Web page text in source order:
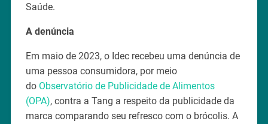
Saúde.
A denúncia
Em maio de 2023, o Idec recebeu uma denúncia de
uma pessoa consumidora, por meio
do Observatório de Publicidade de Alimentos
(OPA), contra a Tang a respeito da publicidade da
marca comparando seu refresco com o brócolis. A